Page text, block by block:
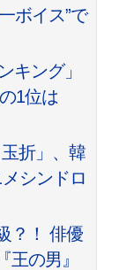
ボイス”で
キング」
1位は
折」、韓
シンドロ
？！ 俳優
の男』